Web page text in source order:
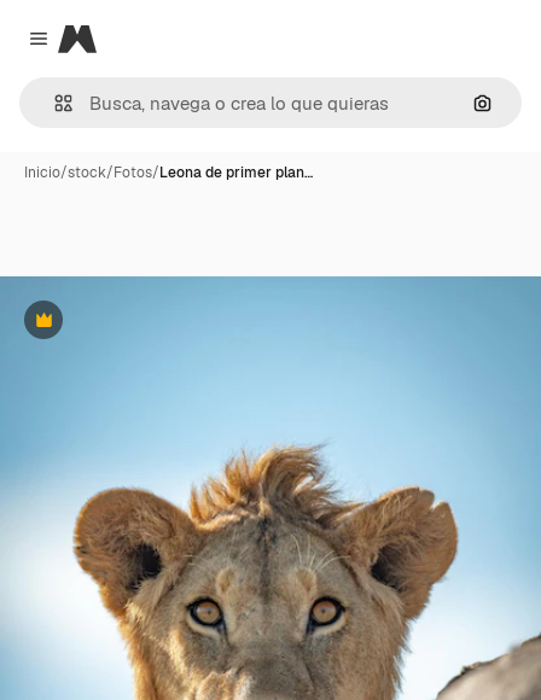
Close menu
Magnific
Inicio/stock/Fotos/Leona de primer plan…
Premium